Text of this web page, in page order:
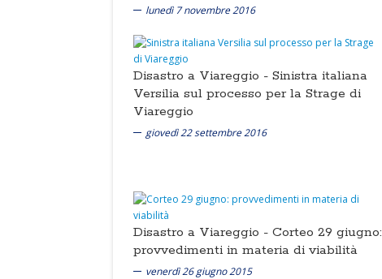
lunedì 7 novembre 2016
Disastro a Viareggio - Sinistra italiana
Versilia sul processo per la Strage di
Viareggio
giovedì 22 settembre 2016
Disastro a Viareggio - Corteo 29 giugno:
provvedimenti in materia di viabilità
venerdì 26 giugno 2015